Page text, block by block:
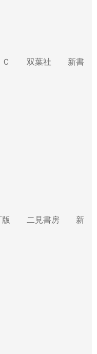
ＢＣ 双葉社 新書
訂版 二見書房 新